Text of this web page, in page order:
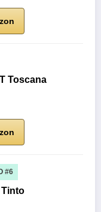
Toscana
#6
Tinto